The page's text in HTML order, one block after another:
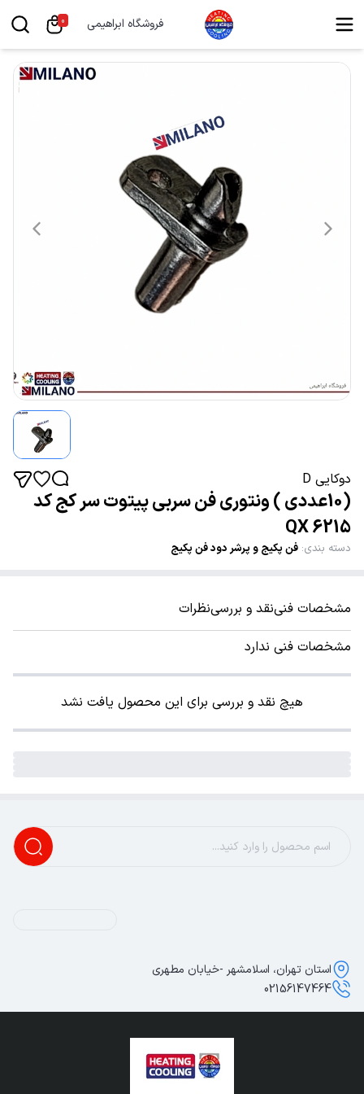
فروشگاه ابراهیمی 0
دوکایی D
(10عددی ) ونتوری فن سربی پیتوت سر کج کد
6215 QX
دسته بندی: فن پکیج و پرشر دود فن پکیج
مشخصات فنینقد و بررسینظرات
مشخصات فنی ندارد
هیچ نقد و بررسی برای این محصول یافت نشد
استان تهران، اسلامشهر -خیابان مطهری
02156147464